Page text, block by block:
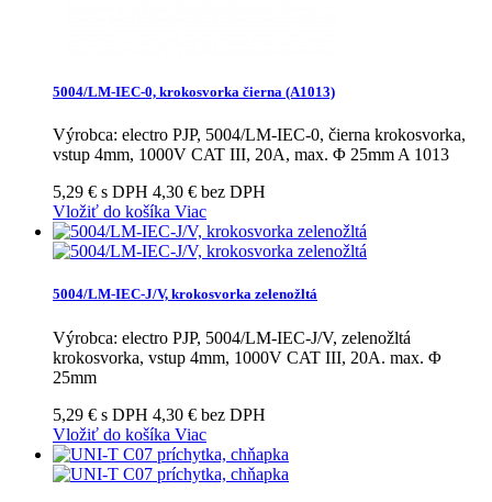
5004/LM-IEC-0, krokosvorka čierna (A1013)
Výrobca: electro PJP, 5004/LM-IEC-0, čierna krokosvorka,
vstup 4mm, 1000V CAT III, 20A, max. Φ 25mm A 1013
5,29 € s DPH 4,30 € bez DPH
Vložiť do košíka Viac
5004/LM-IEC-J/V, krokosvorka zelenožltá
Výrobca: electro PJP, 5004/LM-IEC-J/V, zelenožltá
krokosvorka, vstup 4mm, 1000V CAT III, 20A. max. Φ
25mm
5,29 € s DPH 4,30 € bez DPH
Vložiť do košíka Viac